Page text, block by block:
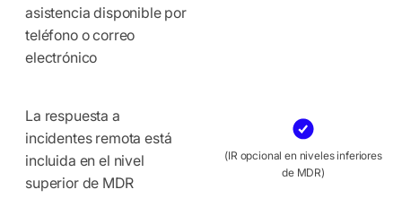
asistencia disponible por
teléfono o correo
electrónico
La respuesta a
incidentes remota está
incluida en el nivel
superior de MDR
(IR opcional en niveles inferiores
de MDR)